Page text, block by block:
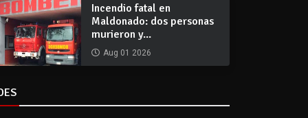
Incendio fatal en
Maldonado: dos personas
murieron y...
Aug 01 2026